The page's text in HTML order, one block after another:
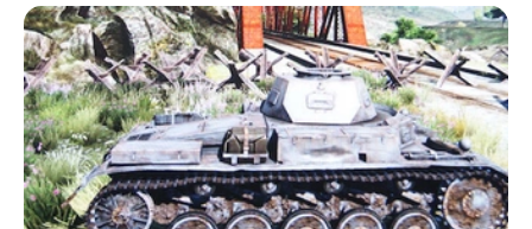
dodatek Ground Forces. Rosjanom marzy się dominacja
zarówno w powietrzu, jak i na lądzie, a w dalszej perspektywie
– na wodzie. Podczas finałów Intel Extreme Masters
sprawdziliśmy, czy ta wizja ma szansę się ziścić.